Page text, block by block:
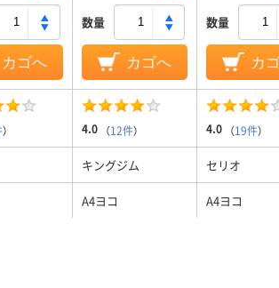
カゴへ
数量
カゴへ
数量
カ
） 4.0 （12件） 4.0 （19件）
キングジム セリオ
A4ヨコ A4ヨコ